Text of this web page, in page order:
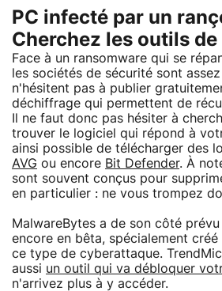
PC infecté par un
Cherchez les outils
Face à un ransomware qui se
les sociétés de sécurité sont
n'hésitent pas à publier
déchiffrage qui permettent de
Il ne faut donc pas hésiter à
trouver le logiciel qui répond à
ainsi possible de télécharger des
AVG ou encore Bit Defender. À
sont souvent conçus pour
en particulier : ne vous trompez
MalwareBytes a de son côté
encore en bêta, spécialement
ce type de cyberattaque.
aussi un outil qui va débloquer
n'arrivez plus à y accéder.